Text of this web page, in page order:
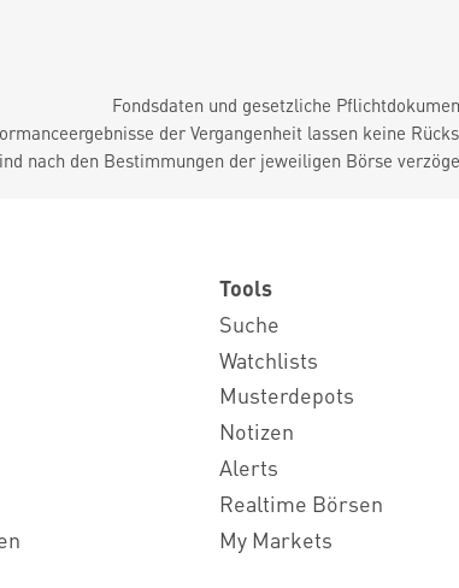
Fondsdaten und gesetzliche
der Vergangenheit lassen keine
nach den Bestimmungen der jeweiligen Börse
Tools
Suche
Watchlists
Musterdepots
Notizen
Alerts
Realtime Börsen
My Markets